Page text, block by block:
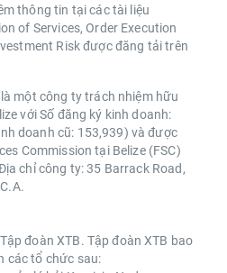
thông tin tại các tài liệu
of Services, Order Execution
Risk được đăng tải trên
một công ty trách nhiệm hữu
với Số đăng ký kinh doanh:
doanh cũ: 153,939) và được
Commission tại Belize (FSC)
chỉ công ty: 35 Barrack Road,
đoàn XTB. Tập đoàn XTB bao
các tổ chức sau: